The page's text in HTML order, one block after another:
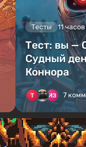
Тесты 11
Тест: вы —
Судный
Коннора
7